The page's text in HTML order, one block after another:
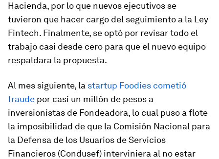
Hacienda, por lo que nuevos ejecutivos se
tuvieron que hacer cargo del seguimiento a la Ley
Fintech. Finalmente, se optó por revisar todo el
trabajo casi desde cero para que el nuevo equipo
respaldara la propuesta.
Al mes siguiente, la startup Foodies cometió
fraude por casi un millón de pesos a
inversionistas de Fondeadora, lo cual puso a flote
la imposibilidad de que la Comisión Nacional para
la Defensa de los Usuarios de Servicios
Financieros (Condusef) interviniera al no estar